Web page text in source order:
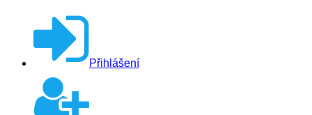
Přihlášení